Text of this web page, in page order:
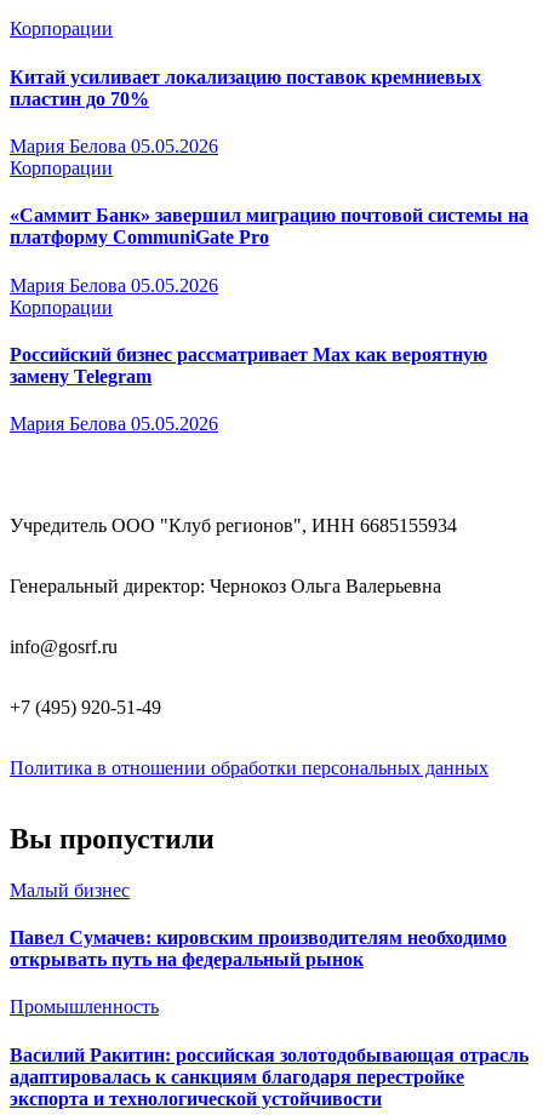
Корпорации
Китай усиливает локализацию поставок кремниевых
пластин до 70%
Мария Белова 05.05.2026
Корпорации
«Саммит Банк» завершил миграцию почтовой системы на
платформу CommuniGate Pro
Мария Белова 05.05.2026
Корпорации
Российский бизнес рассматривает Max как вероятную
замену Telegram
Мария Белова 05.05.2026
Учредитель ООО "Клуб регионов", ИНН 6685155934
Генеральный директор: Чернокоз Ольга Валерьевна
info@gosrf.ru
+7 (495) 920-51-49
Политика в отношении обработки персональных данных
Вы пропустили
Малый бизнес
Павел Сумачев: кировским производителям необходимо
открывать путь на федеральный рынок
Промышленность
Василий Ракитин: российская золотодобывающая отрасль
адаптировалась к санкциям благодаря перестройке
экспорта и технологической устойчивости